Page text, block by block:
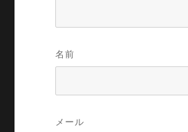
名前
メール